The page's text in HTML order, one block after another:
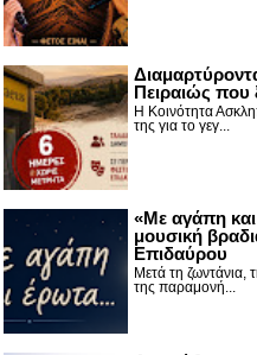
Πειραιώς που
Η Κοινότητα
της για το γεγ...
«Με αγάπη
μουσική
Επιδαύρου
Μετά τη ζωντάνια,
της παραμονή...